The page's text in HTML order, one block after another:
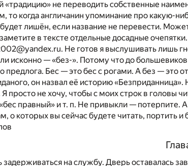
не переводить собственные
то когда англичанин упоминание про какую-
лишён, если название не перевести.
в тексте отдельные досадные
Не готов я выслушивать лишь
исконно — «без-». Потому что до
предлога. Бес — это бес с рогами. А без — это
он назвал её историю
просто не хочу, чтобы с моих строк в головы
правный» и т. п. Не привыкли —
о которых вы сейчас будете читать,
задерживаться на службу. Дверь оставалась